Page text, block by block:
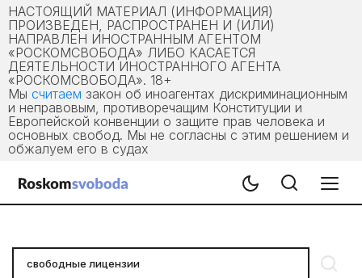
НАСТОЯЩИЙ МАТЕРИАЛ (ИНФОРМАЦИЯ)
ПРОИЗВЕДЕН, РАСПРОСТРАНЕН И (ИЛИ)
НАПРАВЛЕН ИНОСТРАННЫМ АГЕНТОМ
«РОСКОМСВОБОДА» ЛИБО КАСАЕТСЯ
ДЕЯТЕЛЬНОСТИ ИНОСТРАННОГО АГЕНТА
«РОСКОМСВОБОДА». 18+
Мы считаем закон об иноагентах дискриминационным
и неправовым, противоречащим Конституции и
Европейской конвенции о защите прав человека и
основных свобод. Мы не согласны с этим решением и
обжалуем его в судах